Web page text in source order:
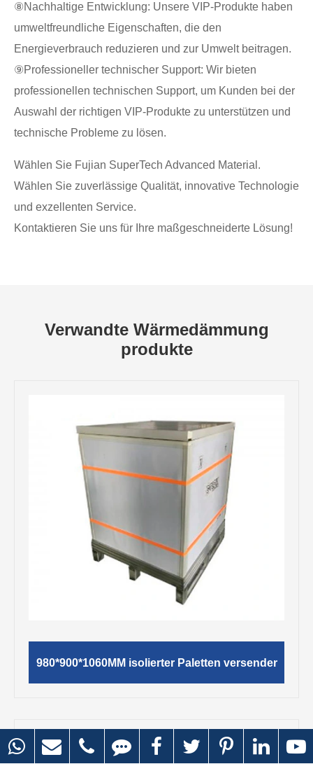
⑧Nachhaltige Entwicklung: Unsere VIP-Produkte haben
umweltfreundliche Eigenschaften, die den
Energieverbrauch reduzieren und zur Umwelt beitragen.
⑨Professioneller technischer Support: Wir bieten
professionellen technischen Support, um Kunden bei der
Auswahl der richtigen VIP-Produkte zu unterstützen und
technische Probleme zu lösen.
Wählen Sie Fujian SuperTech Advanced Material.
Wählen Sie zuverlässige Qualität, innovative Technologie
und exzellenten Service.
Kontaktieren Sie uns für Ihre maßgeschneiderte Lösung!
Verwandte Wärmedämmung
produkte
980*900*1060MM isolierter Paletten versender